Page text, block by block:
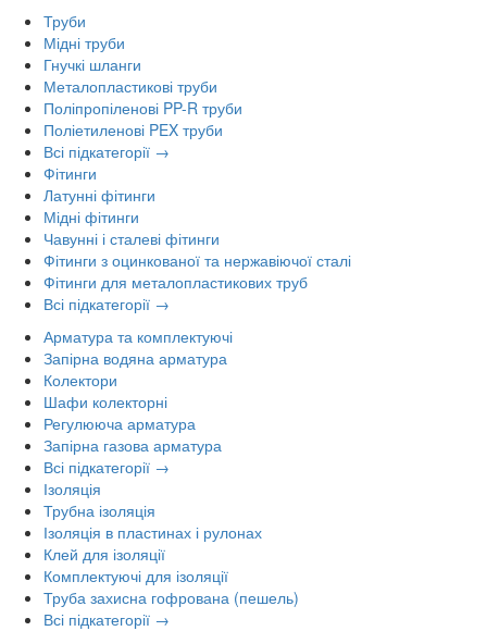
Труби
Мідні труби
Гнучкі шланги
Металопластикові труби
Поліпропіленові PP-R труби
Поліетиленові PEX труби
Всі підкатегорії →
Фітинги
Латунні фітинги
Мідні фітинги
Чавунні і сталеві фітинги
Фітинги з оцинкованої та нержавіючої сталі
Фітинги для металопластикових труб
Всі підкатегорії →
Арматура та комплектуючі
Запірна водяна арматура
Колектори
Шафи колекторні
Регулююча арматура
Запірна газова арматура
Всі підкатегорії →
Ізоляція
Трубна ізоляція
Ізоляція в пластинах і рулонах
Клей для ізоляції
Комплектуючі для ізоляції
Труба захисна гофрована (пешель)
Всі підкатегорії →